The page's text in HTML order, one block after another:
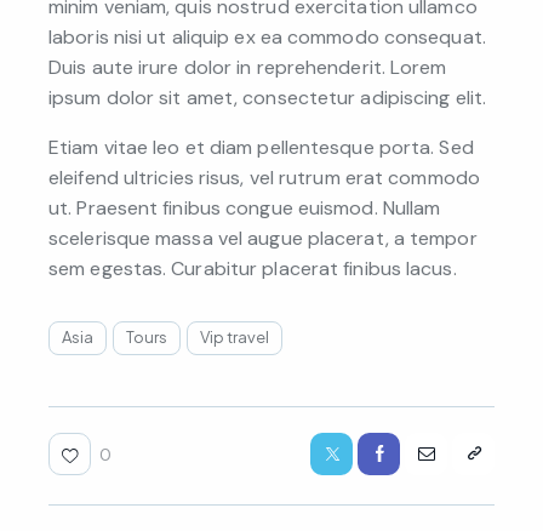
minim veniam, quis nostrud exercitation ullamco
laboris nisi ut aliquip ex ea commodo consequat.
Duis aute irure dolor in reprehenderit. Lorem
ipsum dolor sit amet, consectetur adipiscing elit.
Etiam vitae leo et diam pellentesque porta. Sed
eleifend ultricies risus, vel rutrum erat commodo
ut. Praesent finibus congue euismod. Nullam
scelerisque massa vel augue placerat, a tempor
sem egestas. Curabitur placerat finibus lacus.
Asia Tours Vip travel
0